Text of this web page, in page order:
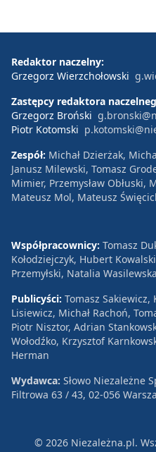
Redaktor naczelny:
Grzegorz Wierzchołowski
Zastępcy redaktora
Grzegorz Broński
Piotr Kotomski
Zespół: Michał Dzierżak,
Janusz Milewski, Tomasz
Mimier, Przemysław Obłuski,
Mateusz Mol, Mateusz
Współpracownicy: Tomasz
Kołodziejczyk, Hubert
Przemyłski, Natalia
Publicyści: Tomasz Sakiewicz,
Lisiewicz, Michał Rachoń,
Piotr Nisztor, Adrian
Wołodźko, Krzysztof
Herman
Wydawca: Słowo Niezależne
Filtrowa 63 / 43, 02-056
© 2026 Niezależna.pl.